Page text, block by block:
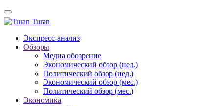
Turan
Экспресс-анализ
Обзоры
Медиа обозрение
Экономический обзор (нед.)
Политический обзор (нед.)
Экономический обзор (мес.)
Политический обзор (мес.)
Экономика